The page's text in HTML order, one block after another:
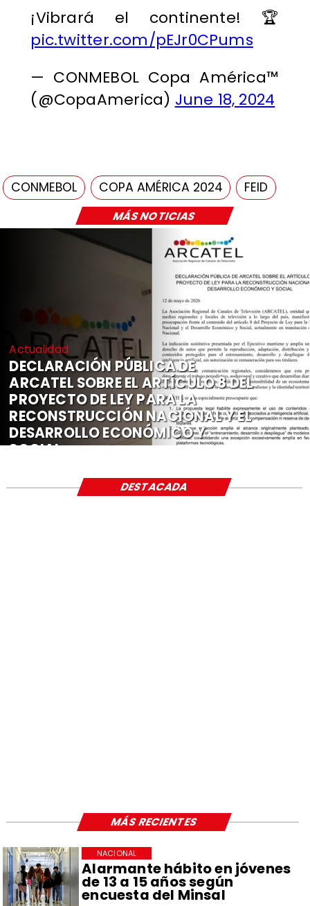
MÁS NOTICIAS
¡Vibrará el continente! 🏆
pic.twitter.com/pEJr0CPums
— CONMEBOL Copa América™️
(@CopaAmerica) June 18, 2024
CONMEBOL COPA AMÉRICA 2024 FEID
Actualidad
DECLARACIÓN PÚBLICA DE
ARCATEL SOBRE EL ARTÍCULO 8 DEL
PROYECTO DE LEY PARA LA
RECONSTRUCCIÓN NACIONAL Y EL
DESARROLLO ECONÓMICO Y
SOCIAL
Alarmante hábito en jóvenes
de 13 a 15 años según
encuesta del Minsal
NACIONAL
DESTACADA
MÁS RECIENTES